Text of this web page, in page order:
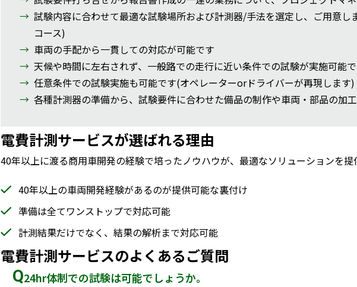
試験内容に合わせて最適な試験場所および計測器/手法を選定し、ご用意
コース)
車両の手配から一貫しての対応が可能です
天候や時間に左右されず、一般路での走行に近い条件での試験が実施可能
任意条件での試験実施も可能です(オペレーターorドライバーが再現します)
各種計測器の準備から、試験要件に合わせた備品の制作や車両・部品の加
電費計測サービスが選ばれる理由
40年以上に渡る商用車開発の経験で培ったノウハウが、最適なソリューションを提
40年以上の車両開発経験があるのが提供可能な裏付け
準備は全てワンストップで対応可能
計測結果だけでなく、結果の解析まで対応可能
電費計測サービスのよくあるご質問
Q24hr体制での試験は可能でしょうか。